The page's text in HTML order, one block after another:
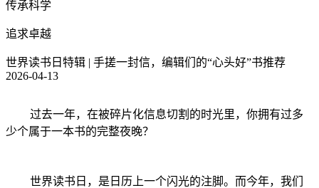
传承科学
追求卓越
世界读书日特辑 | 手搓一封信，编辑们的“心头好”书推荐
2026-04-13
过去一年，在被碎片化信息切割的时光里，你拥有过多
少个属于一本书的完整夜晚？
世界读书日，是日历上一个闪光的注脚。而今年，我们